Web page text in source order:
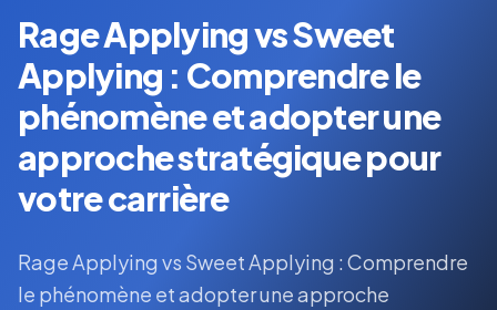
Rage Applying vs Sweet
Applying : Comprendre le
phénomène et adopter une
approche stratégique pour
votre carrière
Rage Applying vs Sweet Applying : Comprendre
le phénomène et adopter une approche